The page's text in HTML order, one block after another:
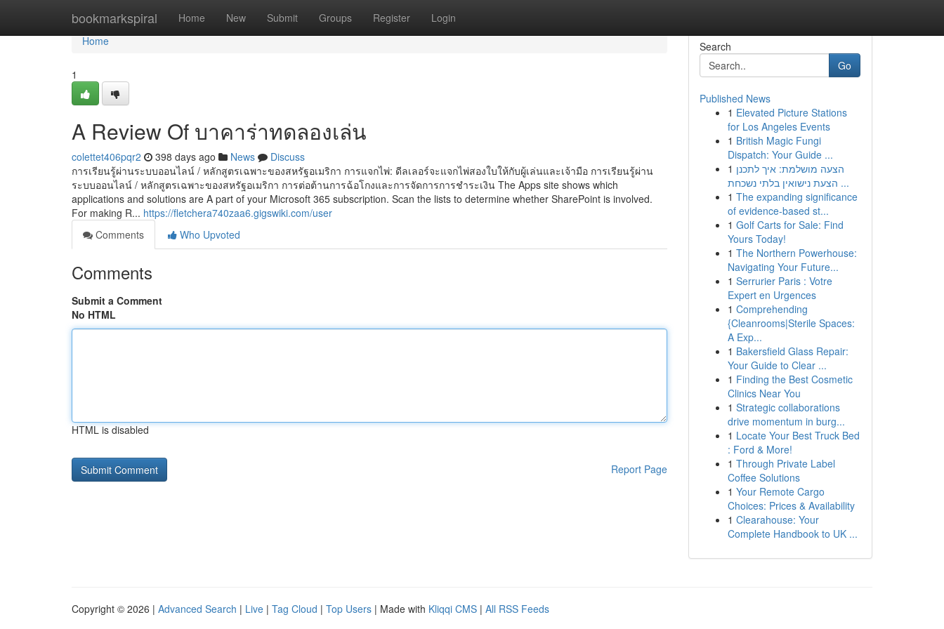
bookmarkspiral Home New Submit Groups Register Login
Home
Home
1
A Review Of บาคาร่าทดลองเล่น
colettet406pqr2 398 days ago News
Discuss
การเรียนรู้ผ่านระบบออนไลน์ / หลักสูตรเฉพาะของสหรัฐอเมริกา การแจกไพ่: ดีลเลอร์จะแจกไพ่สองใบให้กับผู้เล่นและเจ้ามือ การเรียนรู้ผ่าน
ระบบออนไลน์ / หลักสูตรเฉพาะของสหรัฐอเมริกา การต่อต้านการฉ้อโกงและการจัดการการชำระเงิน The Apps site shows which
applications and solutions are A part of your Microsoft 365 subscription. Scan the lists to determine whether SharePoint is involved.
For making R... https://fletchera740zaa6.gigswiki.com/user
Comments
Who Upvoted
Comments
Submit a Comment
No HTML
HTML is disabled
Report Page
Search
Go
Published News
1 Elevated Picture Stations
for Los Angeles Events
1 British Magic Fungi
Dispatch: Your Guide ...
1 הצעה מושלמת: איך לתכנן
הצעת נישואין בלתי נשכחת ...
1 The expanding significance
of evidence-based st...
1 Golf Carts for Sale: Find
Yours Today!
1 The Northern Powerhouse:
Navigating Your Future...
1 Serrurier Paris : Votre
Expert en Urgences
1 Comprehending
{Cleanrooms|Sterile Spaces:
A Exp...
1 Bakersfield Glass Repair:
Your Guide to Clear ...
1 Finding the Best Cosmetic
Clinics Near You
1 Strategic collaborations
drive momentum in burg...
1 Locate Your Best Truck Bed
: Ford & More!
1 Through Private Label
Coffee Solutions
1 Your Remote Cargo
Choices: Prices & Availability
1 Clearahouse: Your
Complete Handbook to UK ...
Copyright © 2026 | Advanced Search | Live | Tag Cloud | Top Users | Made with Kliqqi CMS | All RSS Feeds